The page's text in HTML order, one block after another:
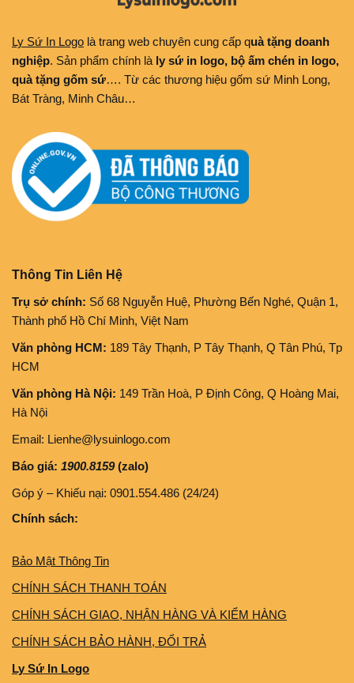
Ly Sứ In Logo là trang web chuyên cung cấp quà tặng doanh
nghiệp. Sản phẩm chính là ly sứ in logo, bộ ấm chén in logo,
quà tặng gốm sứ…. Từ các thương hiệu gốm sứ Minh Long,
Bát Tràng, Minh Châu…
Thông Tin Liên Hệ
Trụ sở chính: Số 68 Nguyễn Huệ, Phường Bến Nghé, Quận 1,
Thành phố Hồ Chí Minh, Việt Nam
Văn phòng HCM: 189 Tây Thạnh, P Tây Thạnh, Q Tân Phú, Tp
HCM
Văn phòng Hà Nội: 149 Trần Hoà, P Định Công, Q Hoàng Mai,
Hà Nội
Email: Lienhe@lysuinlogo.com
Báo giá: 1900.8159(zalo)
Góp ý – Khiếu nại: 0901.554.486 (24/24)
Chính sách:
Bảo Mật Thông Tin
CHÍNH SÁCH THANH TOÁN
CHÍNH SÁCH GIAO, NHẬN HÀNG VÀ KIỂM HÀNG
CHÍNH SÁCH BẢO HÀNH, ĐỔI TRẢ
Ly Sứ In Logo